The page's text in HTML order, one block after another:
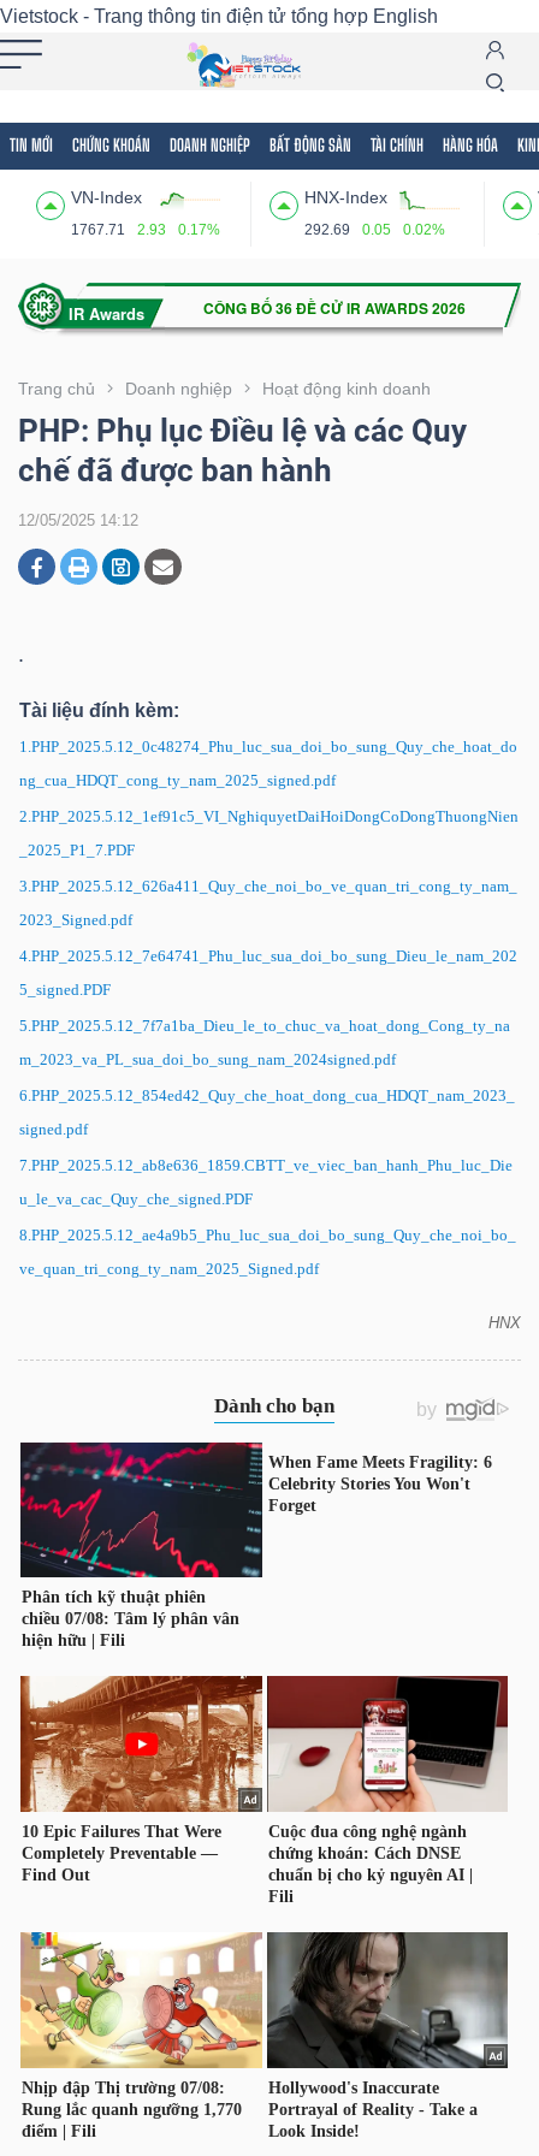
Vietstock - Trang thông tin điện tử tổng hợp English
TIN MỚI CHỨNG KHOÁN DOANH NGHIỆP BẤT ĐỘNG SẢN TÀI CHÍNH HÀNG HÓA
VN-Index
1767.71 2.93 0.17%
HNX-Index
292.69 0.05 0.02%
Trang chủ Doanh nghiệp Hoạt động kinh doanh
PHP: Phụ lục Điều lệ và các Quy
chế đã được ban hành
12/05/2025 14:12
.
Tài liệu đính kèm:
1.PHP_2025.5.12_0c48274_Phu_luc_sua_doi_bo_sung_Quy_che_hoat_do
ng_cua_HDQT_cong_ty_nam_2025_signed.pdf
2.PHP_2025.5.12_1ef91c5_VI_NghiquyetDaiHoiDongCoDongThuongNien
_2025_P1_7.PDF
3.PHP_2025.5.12_626a411_Quy_che_noi_bo_ve_quan_tri_cong_ty_nam_
2023_Signed.pdf
4.PHP_2025.5.12_7e64741_Phu_luc_sua_doi_bo_sung_Dieu_le_nam_202
5_signed.PDF
5.PHP_2025.5.12_7f7a1ba_Dieu_le_to_chuc_va_hoat_dong_Cong_ty_na
m_2023_va_PL_sua_doi_bo_sung_nam_2024signed.pdf
6.PHP_2025.5.12_854ed42_Quy_che_hoat_dong_cua_HDQT_nam_2023_
signed.pdf
7.PHP_2025.5.12_ab8e636_1859.CBTT_ve_viec_ban_hanh_Phu_luc_Die
u_le_va_cac_Quy_che_signed.PDF
8.PHP_2025.5.12_ae4a9b5_Phu_luc_sua_doi_bo_sung_Quy_che_noi_bo_
ve_quan_tri_cong_ty_nam_2025_Signed.pdf
HNX
Tất cả Tính năng Ngành Mã chứng khoán
Tính
(-)
VIETSTOCK
CHỨNG
HÀNG
HÓA
KINH
TẾ
ĐÔNG
DƯƠNG
CHÍNH
CÁ
NHÂN
PHÂN
VIETSTOCKFINANCE
VĨ
MÔ